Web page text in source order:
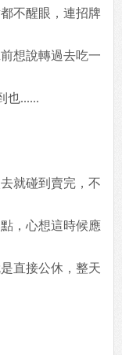
不醒眼，連招牌
想說轉過去吃一
也......
就碰到賣完，不
，心想這時候應
直接公休，整天